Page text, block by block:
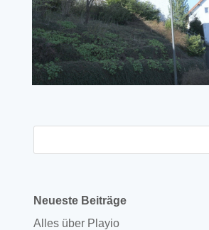
Neueste Beiträge
Alles über Playio